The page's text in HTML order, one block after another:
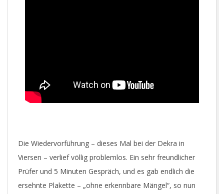
Die Wiedervorführung – dieses Mal bei der Dekra in
Viersen – verlief völlig problemlos. Ein sehr freundlicher
Prüfer und 5 Minuten Gespräch, und es gab endlich die
ersehnte Plakette – „ohne erkennbare Mängel“, so nun